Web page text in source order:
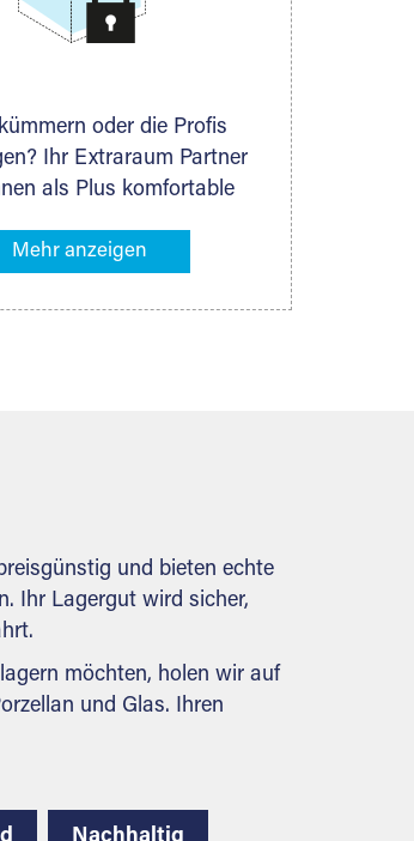
oder die Profis
Ihr Extraraum Partner
als Plus komfortable
bequem machen. Dazu
von Packmaterial sowie
und bieten echte
Ihr Lagergut wird sicher,
möchten, holen wir auf
und Glas. Ihren